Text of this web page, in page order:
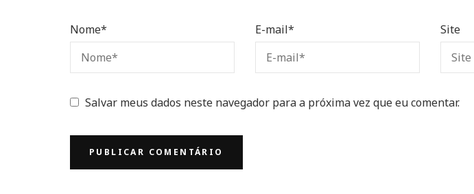
Nome* E-mail* Site
Salvar meus dados neste navegador para a próxima vez que eu comentar.